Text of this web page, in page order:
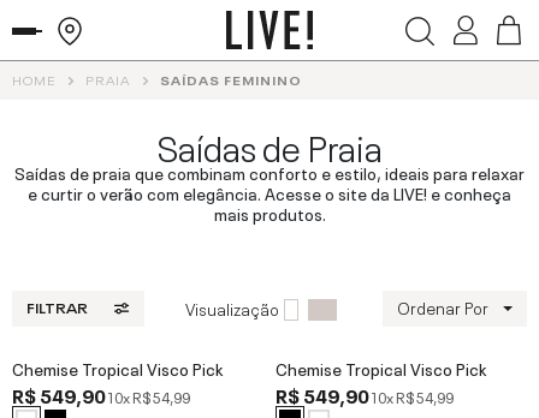
HOME PRAIA SAÍDAS FEMININO
Saídas de Praia
Saídas de praia que combinam conforto e estilo, ideais para relaxar
e curtir o verão com elegância. Acesse o site da LIVE! e conheça
mais produtos.
FILTRAR Visualização Ordenar Por
Chemise Tropical Visco Pick
R$ 549,9010xR$ 54,99
Chemise Tropical Visco Pick
R$ 549,9010xR$ 54,99